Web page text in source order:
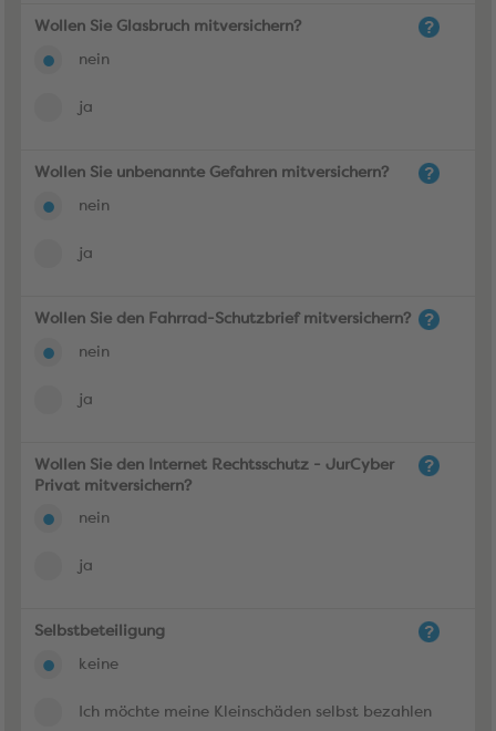
Wollen Sie Glasbruch mitversichern?
nein
ja
Wollen Sie unbenannte Gefahren mitversichern?
nein
ja
Wollen Sie den Fahrrad-Schutzbrief mitversichern?
nein
ja
Wollen Sie den Internet Rechtsschutz - JurCyber
Privat mitversichern?
nein
ja
Selbstbeteiligung
keine
Ich möchte meine Kleinschäden selbst bezahlen